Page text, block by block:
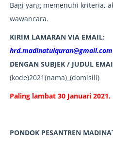
Bagi yang memenuhi kriteria,
wawancara.
KIRIM LAMARAN VIA EMAIL:
hrd.madinatulquran@gmail.com
DENGAN SUBJEK / JUDUL
(kode)2021(nama)_(domisili)
Paling lambat 30 Januari 2021.
PONDOK PESANTREN